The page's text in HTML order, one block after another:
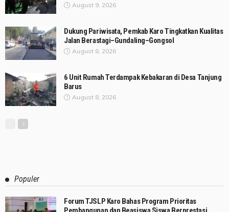
August 9, 2026
Dukung Pariwisata, Pemkab Karo Tingkatkan Kualitas
Jalan Berastagi–Gundaling–Gongsol
August 8, 2026
6 Unit Rumah Terdampak Kebakaran di Desa Tanjung
Barus
August 8, 2026
Populer
Forum TJSLP Karo Bahas Program Prioritas